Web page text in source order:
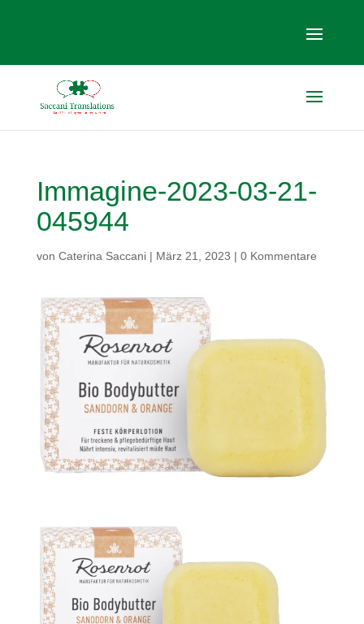
Immagine-2023-03-21-
045944
von Caterina Saccani| März 21, 2023 | 0 Kommentare